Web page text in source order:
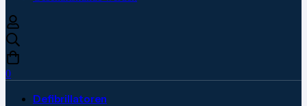
0
Defibrillatoren